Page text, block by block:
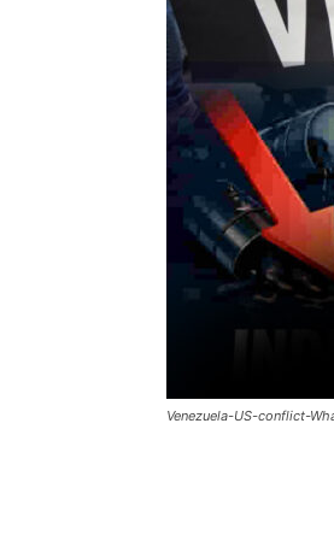
Venezuela-US-conflict-